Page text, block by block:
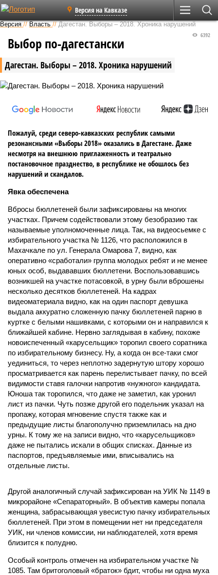
Версия на Кавказе
Версия //Власть //Дагестан. Выборы – 2018. Хроника нарушений
Дагестан. Выборы – 2018. Хроника нарушений
6392
Выбор по-дагестански
Пожалуй, среди северо-кавказских республик самыми
резонансными «Выборы 2018» оказались в Дагестане. Даже
несмотря на внешнюю приглаженность и театрально
постановочное празднество, в республике не обошлось без
нарушений и скандалов.
Явка обеспечена
Вбросы бюллетеней были зафиксированы на многих
участках. Причем содействовали этому безобразию так
называемые уполномоченные лица. Так, на видеосьемке с
избирательного участка № 1126, что расположился в
Махачкале по ул. Генерала Омарова 7, видно, как
оперативно «сработали» группа молодых ребят и не менее
юных особ, выдававших бюллетени. Воспользовавшись
возникшей на участке потасовкой, в урну были вброшены
несколько десятков бюллетеней. На кадрах
видеоматериала видно, как на один паспорт девушка
выдала аккуратно сложенную пачку бюллетеней парню в
куртке с белыми нашивками, с которыми он и направился к
ближайшей кабине. Нервно заглядывая в кабину, похоже
новоиспеченный «карусельщик» торопил своего соратника
по избирательному бизнесу. Ну, а когда он все-таки смог
уединиться, то через неплотно задернутую штору хорошо
просматривается как парень перелистывает пачку, по всей
видимости ставя галочки напротив «нужного» кандидата.
Юноша так торопился, что даже не заметил, как уронил
лист из пачки. Чуть позже другой его подельник указал на
пропажу, которая мгновение спустя также как и
предыдущие листы благополучно приземлилась на дно
урны. К тому же на записи видно, что «карусельщиков»
даже не пытались искали в общих списках. Данные из
паспортов, предъявляемые ими, вписывались на
отдельные листы.
Другой аналогичный случай зафиксирован на УИК № 1149 в
микрорайоне «Сепараторный». В объектив камеры попала
женщина, забрасывающая увесистую пачку избирательных
бюллетеней. При этом в помещении нет ни председателя
УИК, ни членов комиссии, ни наблюдателей, хотя время
близится к полудню.
Особый контроль отмечен на избирательном участке №
1085. Там бритоголовый «браток» бдит, чтобы ни одна муха